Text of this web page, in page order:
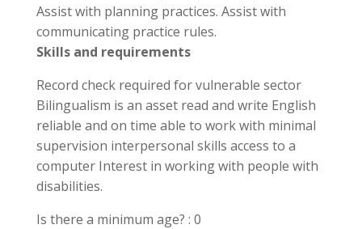
Assist with planning practices. Assist with
communicating practice rules.
Skills and requirements
Record check required for vulnerable sector
Bilingualism is an asset read and write English
reliable and on time able to work with minimal
supervision interpersonal skills access to a
computer Interest in working with people with
disabilities.
Is there a minimum age? : 0